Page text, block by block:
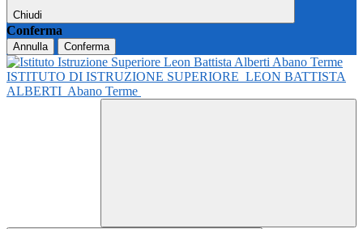
Chiudi
Conferma
Annulla Conferma
ISTITUTO DI ISTRUZIONE SUPERIORE LEON BATTISTA
ALBERTI Abano Terme